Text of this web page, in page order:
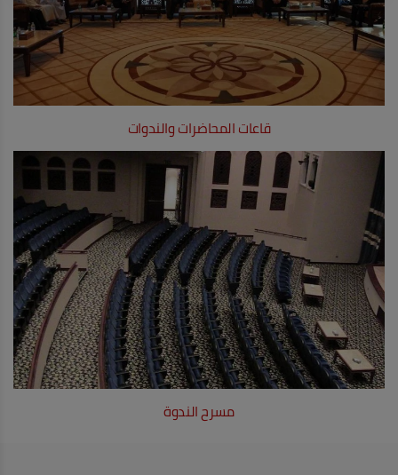
قاعات المحاضرات والندوات
مسرح الندوة